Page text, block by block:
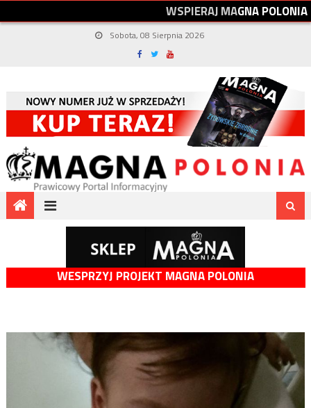
WSPIERAJMAGNAPOLONIA
Sobota, 08 Sierpnia 2026
WESPRZYJ PROJEKT MAGNA POLONIA